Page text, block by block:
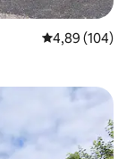
Μέση
4,89 (104)